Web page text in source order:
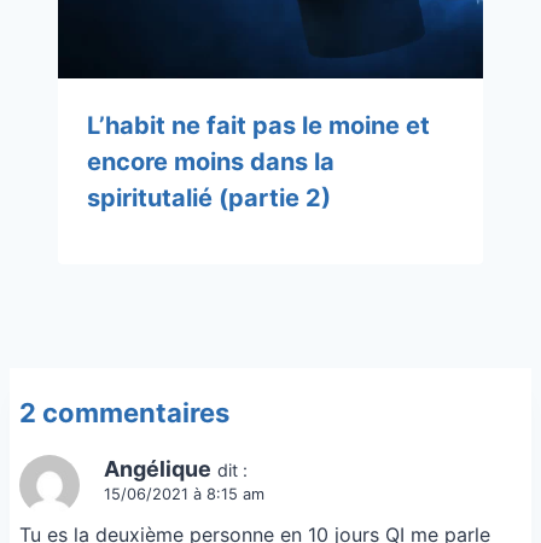
L’habit ne fait pas le moine et
encore moins dans la
spiritutalié (partie 2)
2 commentaires
Angélique dit :
15/06/2021 à 8:15 am
Tu es la deuxième personne en 10 jours QI me parle